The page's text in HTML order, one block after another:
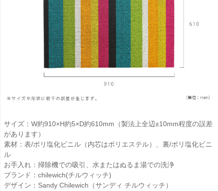
サイズ：W約910×H約5×D約610mm（製法上全辺±10mm程度の誤差
があります）
素材：表/ポリ塩化ビニル（内芯はポリエステル）、裏/ポリ塩化ビニ
ル
お手入れ：掃除機での吸引、水またはぬるま湯での洗浄
ブランド：chilewich(チルウィッチ)
デザイン：Sandy Chilewich（サンディ チルウィッチ）